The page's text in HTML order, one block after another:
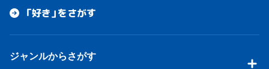
「好き」をさがす
ジャンルからさがす